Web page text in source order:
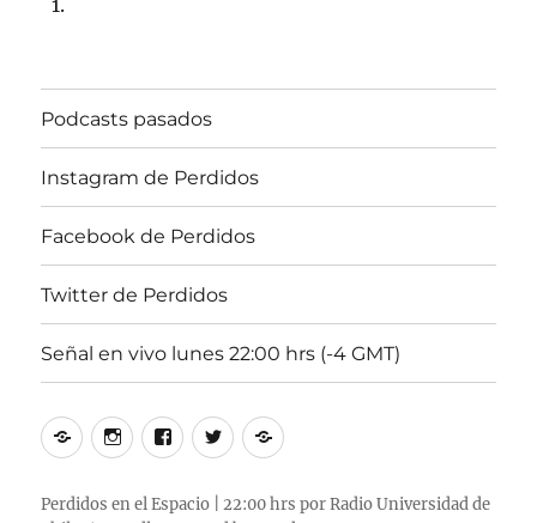
Podcasts pasados
Instagram de Perdidos
Facebook de Perdidos
Twitter de Perdidos
Señal en vivo lunes 22:00 hrs (-4 GMT)
PodcastsInstagram
Perdidos
Facebook
Perdidos
Twitter
Perdidos
Señal
vivo
Perdidos en el Espacio | 22:00 hrs por Radio Universidad de